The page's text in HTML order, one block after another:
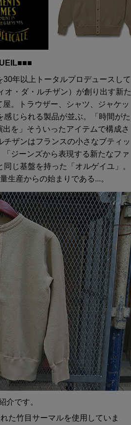
年以上トータルプロデュースして
オ・ダ・ルチザン）が創り出す新た
。トラウザー、シャツ、ジャケッ
感じられる製品が並ぶ。「時間がた
を」そういったアイテムで構成さ
ザンはフランスの小さなブティッ
ジーンズから表現する新たなファ
じ基盤を持った「オルゲイユ」。
生産からの始まりである...。
介です。
た竹目サーマルを使用していま